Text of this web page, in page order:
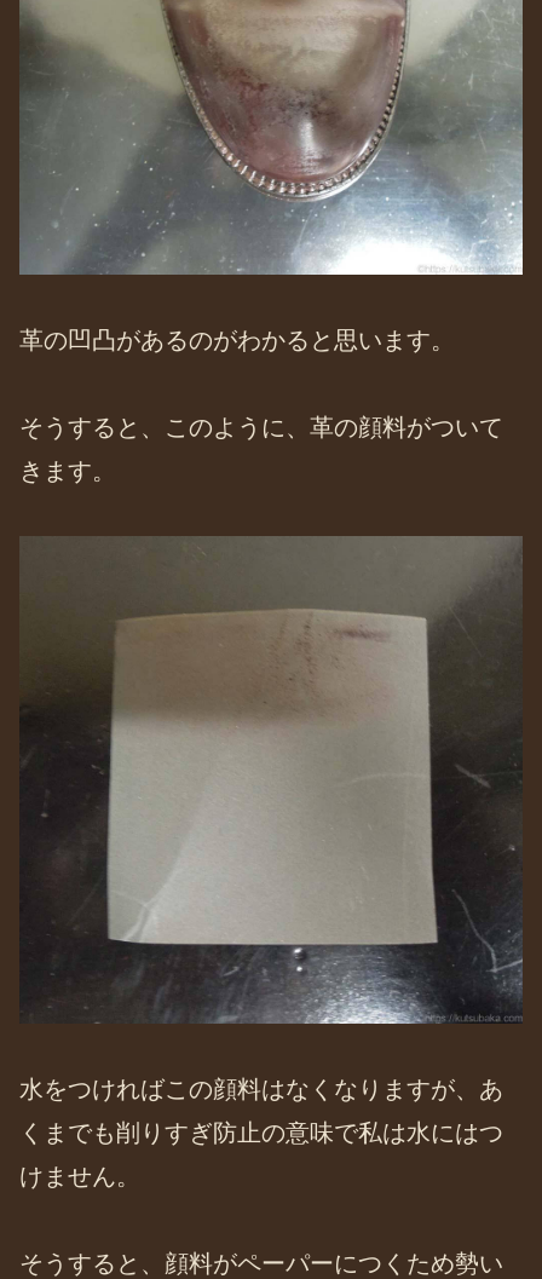
革の凹凸があるのがわかると思います。
そうすると、このように、革の顔料がついて
きます。
水をつければこの顔料はなくなりますが、あ
くまでも削りすぎ防止の意味で私は水にはつ
けません。
そうすると、顔料がペーパーにつくため勢い